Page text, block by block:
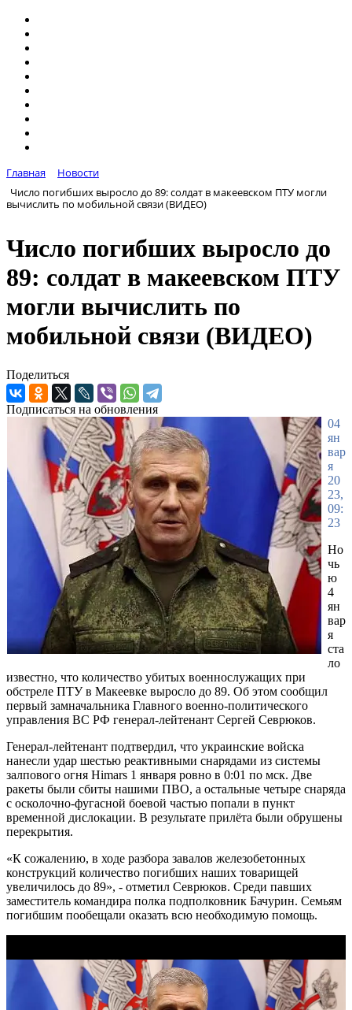
Главная
Новости
Число погибших выросло до 89: солдат в макеевском ПТУ могли
вычислить по мобильной связи (ВИДЕО)
Число погибших выросло до
89: солдат в макеевском ПТУ
могли вычислить по
мобильной связи (ВИДЕО)
Поделиться
Подписаться на обновления
04
ян
вар
я
20
23,
09:
23
Но
чь
ю
4
ян
вар
я
ста
ло
известно, что количество убитых военнослужащих при
обстреле ПТУ в Макеевке выросло до 89. Об этом сообщил
первый замначальника Главного военно-политического
управления ВС РФ генерал-лейтенант Сергей Севрюков.
Генерал-лейтенант подтвердил, что украинские войска
нанесли удар шестью реактивными снарядами из системы
залпового огня Himars 1 января ровно в 0:01 по мск. Две
ракеты были сбиты нашими ПВО, а остальные четыре снаряда
с осколочно-фугасной боевой частью попали в пункт
временной дислокации. В результате прилёта были обрушены
перекрытия.
«К сожалению, в ходе разбора завалов железобетонных
конструкций количество погибших наших товарищей
увеличилось до 89», - отметил Севрюков. Среди павших
заместитель командира полка подполковник Бачурин. Семьям
погибшим пообещали оказать всю необходимую помощь.